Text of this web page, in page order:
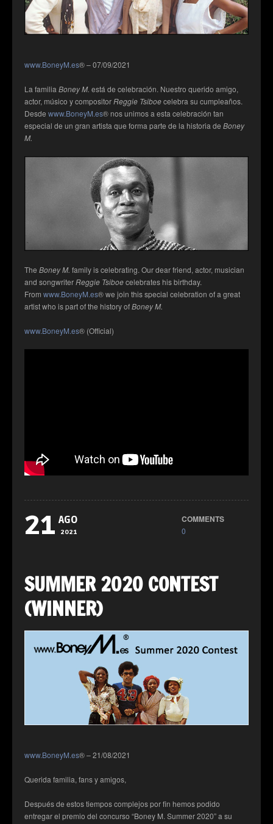
www.BoneyM.es® – 07/09/2021
La familia Boney M. está de celebración. Nuestro querido amigo,
actor, músico y compositorReggie Tsiboecelebra su cumpleaños.
Desde www.BoneyM.es® nos unimos a esta celebración tan
especial de un gran artista que forma parte de la historia de Boney
M.
The Boney M. family is celebrating. Our dear friend, actor, musician
and songwriterReggie Tsiboecelebrates his birthday.
From www.BoneyM.es® we join this special celebration of a great
artist who is part of the history ofBoney M.
www.BoneyM.es® (Official)
21 AGO
2021
COMMENTS
0
SUMMER 2020 CONTEST
(WINNER)
www.BoneyM.es® – 21/08/2021
Querida familia, fans y amigos,
Después de estos tiempos complejos por fin hemos podido
entregar el premio del concurso “Boney M. Summer 2020” a su